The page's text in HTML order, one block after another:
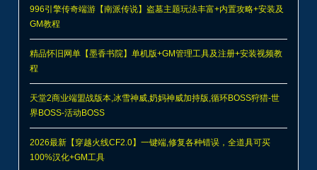
996引擎传奇端游【南派传说】盗墓主题玩法丰富+内置攻略+安装及
GM教程
精品怀旧网单【墨香书院】单机版+GM管理工具及注册+安装视频教
程
天堂2商业端盟战版本,冰雪神威,奶妈神威加持版,循环BOSS狩猎-世
界BOSS-活动BOSS
2026最新【穿越火线CF2.0】一键端,修复各种错误，全道具可买
100%汉化+GM工具